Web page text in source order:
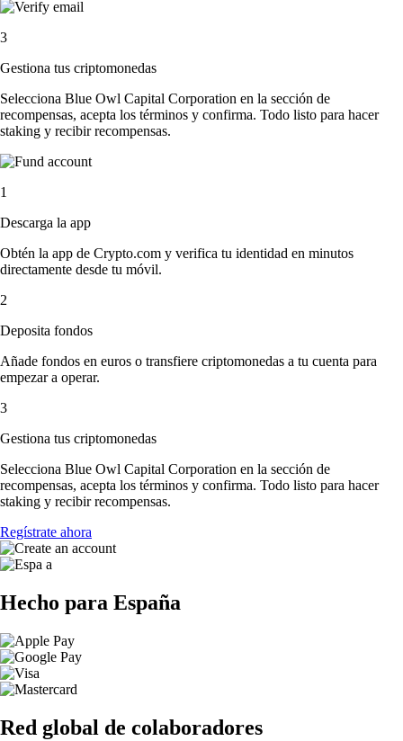
3
Gestiona tus criptomonedas
Selecciona Blue Owl Capital Corporation en la sección de
recompensas, acepta los términos y confirma. Todo listo para hacer
staking y recibir recompensas.
1
Descarga la app
Obtén la app de Crypto.com y verifica tu identidad en minutos
directamente desde tu móvil.
2
Deposita fondos
Añade fondos en euros o transfiere criptomonedas a tu cuenta para
empezar a operar.
3
Gestiona tus criptomonedas
Selecciona Blue Owl Capital Corporation en la sección de
recompensas, acepta los términos y confirma. Todo listo para hacer
staking y recibir recompensas.
Regístrate ahora
Hecho para España
Red global de colaboradores